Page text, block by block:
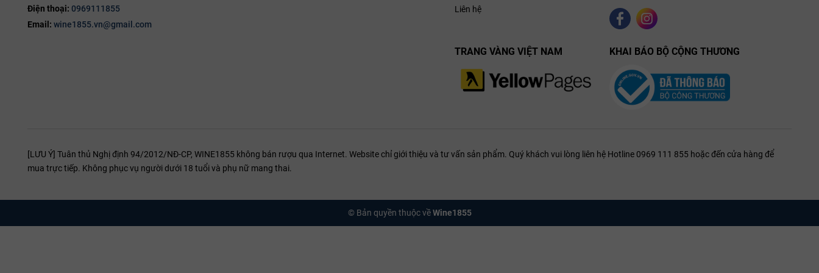
Bordeaux sẽ đưa trải nghiệm rượu vang Ý 50 Anniversario lên một đẳng cấp khác biệt. Những lớp hương vị sẽ được chiếc ly pha lê khơi dậy, gây ấn
Điện thoại: 0969111855
Email: wine1855.vn@gmail.com
Liên hệ
TRANG VÀNG VIỆT NAM KHAI BÁO BỘ CỘNG THƯƠNG
[LƯU Ý] Tuân thủ Nghị định 94/2012/NĐ-CP, WINE1855 không bán rượu qua Internet. Website chỉ giới thiệu và tư vấn sản phẩm. Quý khách vui lòng liên hệ Hotline 0969 111 855 hoặc đến cửa hàng để
mua trực tiếp. Không phục vụ người dưới 18 tuổi và phụ nữ mang thai.
© Bản quyền thuộc vềWine1855